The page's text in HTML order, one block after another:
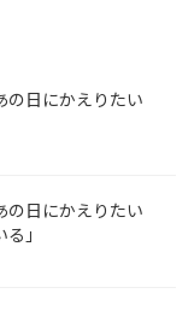
の日にかえりたい
の日にかえりたい
」